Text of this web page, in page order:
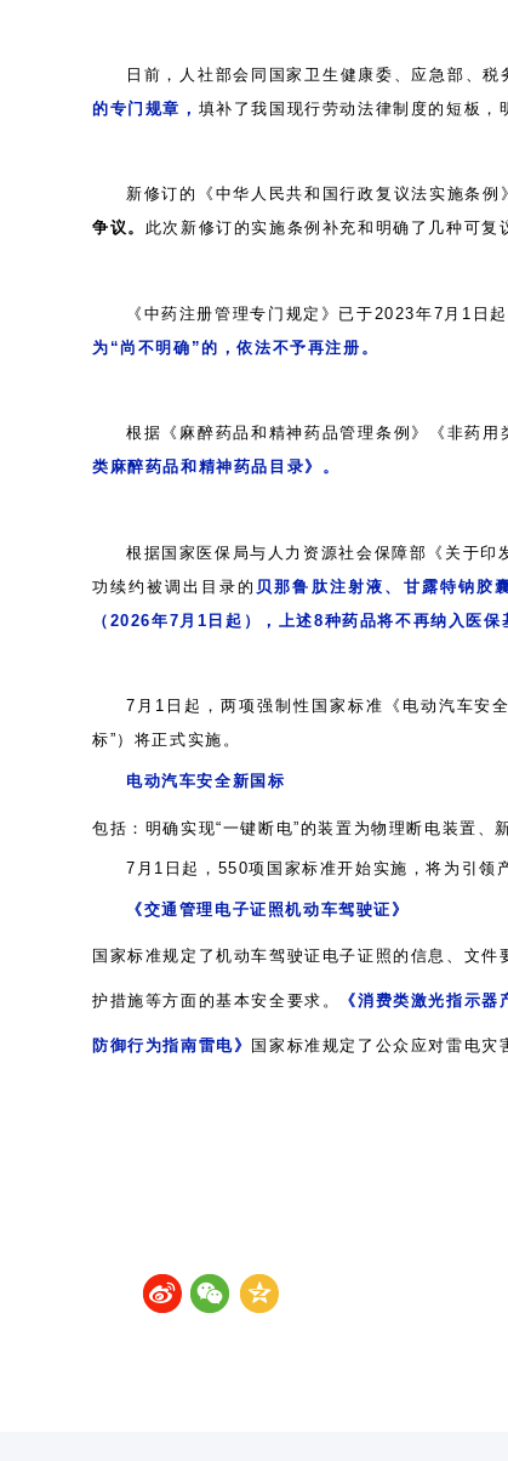
日前，人社部会同国家卫生健康委、应急部、
的专门规章 ， 填补了我国现行劳动法律制度的短板，
新修订的《中华人民共和国行政复议法实施条例
争议。 此次新修订的实施条例补充和明确了几种可
《中药注册管理专门规定》已于 2023年7月1日
为 “尚不明确”的，依法不予再注册。
根据《麻醉药品和精神药品管理条例》《非药
类麻醉药品和精神药品目录》。
根据国家医保局与人力资源社会保障部《关于
功续约被调出目录的 贝那鲁肽注射液 、‌甘露特钠胶
（ 2026年7月1日起），上述8种药品将不再纳入医保
7月1日起，两项强制性国家标准《电动汽车安
标”）将正式实施。
电动汽车安全新国标
包括：明确实现“一键断电”的装置为物理断电装置、
7月1日起，550项国家标准开始实施，将为引领
《交通管理电子证照机动车驾驶证》
国家标准规定了机动车驾驶证电子证照的信息、文件
护措施等方面的基本安全要求。 《消费类激光指示器
防御行为指南雷电》 国家标准规定了公众应对雷电灾